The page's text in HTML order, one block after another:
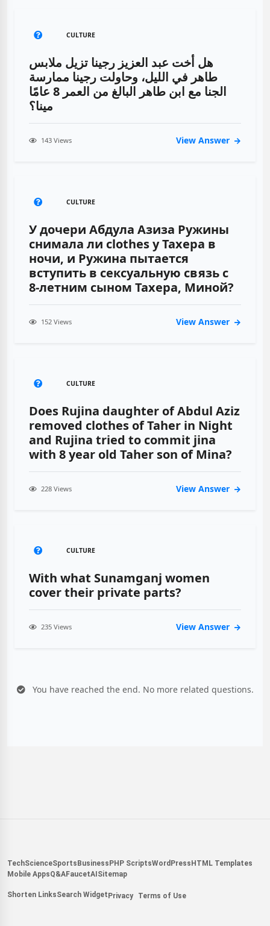
CULTURE
هل أخت عبد العزيز رجينا تزيل ملابس
طاهر في الليل، وحاولت رجينا ممارسة
الجنا مع ابن طاهر البالغ من العمر 8 عامًا
مينا؟
143 Views View Answer
CULTURE
У дочери Абдула Азиза Ружины
снимала ли clothes у Тахера в
ночи, и Ружина пытается
вступить в сексуальную связь с
8-летним сыном Тахера, Миной?
152 Views View Answer
CULTURE
Does Rujina daughter of Abdul Aziz
removed clothes of Taher in Night
and Rujina tried to commit jina
with 8 year old Taher son of Mina?
228 Views View Answer
CULTURE
With what Sunamganj women
cover their private parts?
235 Views View Answer
You have reached the end. No more related questions.
TechScienceSports Business PHP ScriptsWordPress HTML Templates
Mobile AppsQ&AFaucetAI Sitemap
Shorten LinksSearch Widget Privacy Terms of Use